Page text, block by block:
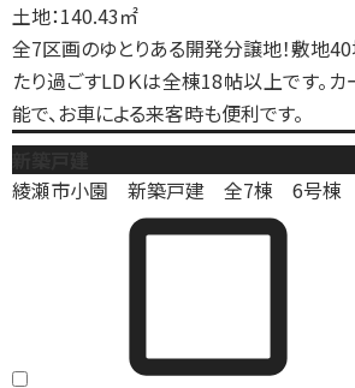
土地：140.43㎡
全7区画のゆとりある開発分譲地！敷地
たり過ごすLDＫは全棟18帖以上です。
能で、お車による来客時も便利です。
綾瀬市小園 新築戸建 全7棟 6号棟